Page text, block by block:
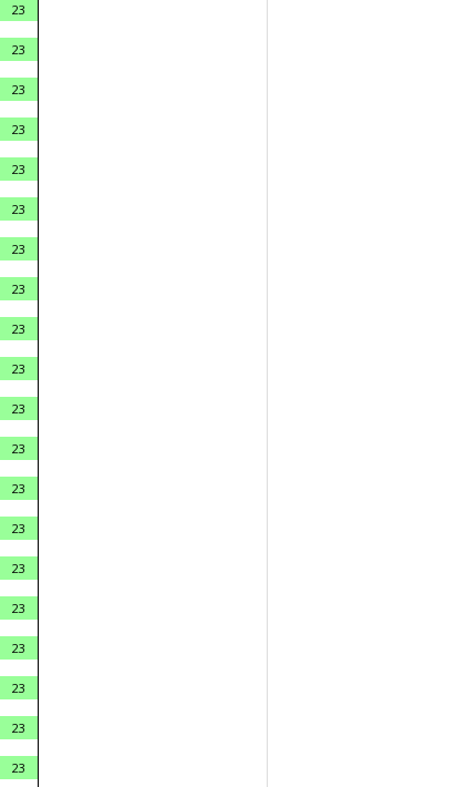
23
23
23
23
23
23
23
23
23
23
23
23
23
23
23
23
23
23
23
23